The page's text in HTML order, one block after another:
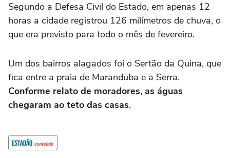
Segundo a Defesa Civil do Estado, em apenas 12
horas a cidade registrou 126 milímetros de chuva, o
que era previsto para todo o mês de fevereiro.
Um dos bairros alagados foi o Sertão da Quina, que
fica entre a praia de Maranduba e a Serra.
Conforme relato de moradores, as águas
chegaram ao teto das casas.